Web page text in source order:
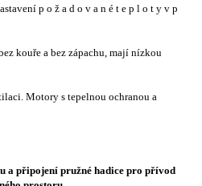
p o ž a d o v a n é t e p l o t y v p
kouře a bez zápachu, mají nízkou
Motory s tepelnou ochranou a
a připojení pružné hadice pro přívod